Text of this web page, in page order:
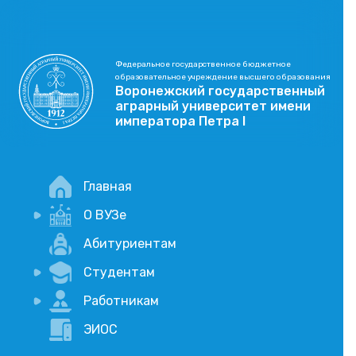
Федеральное государственное бюджетное
образовательное учреждение высшего образования
Воронежский государственный
аграрный университет имени
императора Петра I
Главная
О ВУЗе
Новости
Учебный процесс
Научная деятельность
Абитуриентам
Студентам
Портал дистанционого обучения
Академические отпуска
Работникам
Внимание, опрос!
ЭИОС